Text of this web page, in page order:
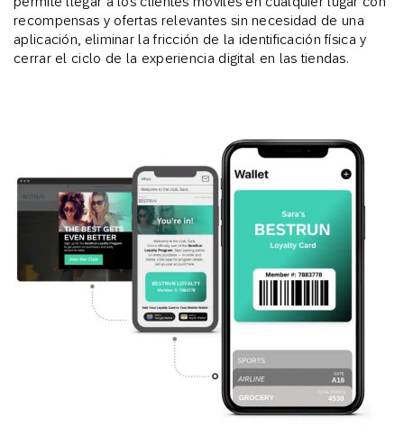
recompensas y ofertas relevantes sin necesidad de una
aplicación, eliminar la fricción de la identificación física y
cerrar el ciclo de la experiencia digital en las tiendas.